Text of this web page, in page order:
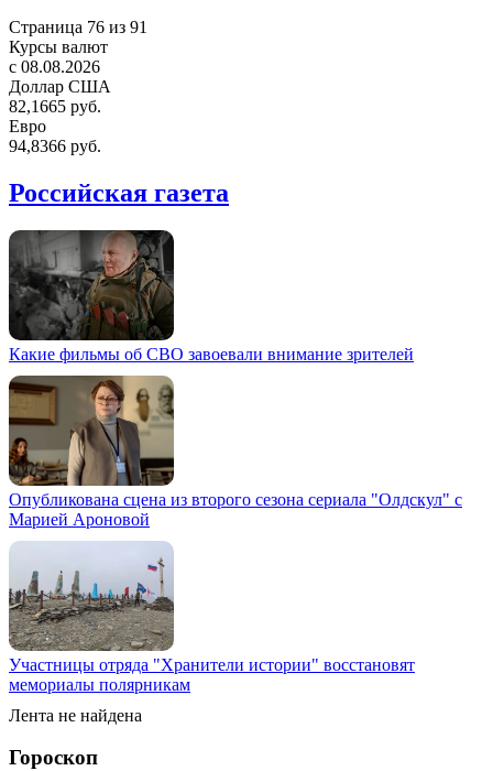
Страница 76 из 91
Курсы валют
c 08.08.2026
Доллар США
82,1665 руб.
Евро
94,8366 руб.
Российская газета
Какие фильмы об СВО завоевали внимание зрителей
Опубликована сцена из второго сезона сериала "Олдскул" с
Марией Ароновой
Участницы отряда "Хранители истории" восстановят
мемориалы полярникам
Лента не найдена
Гороскоп